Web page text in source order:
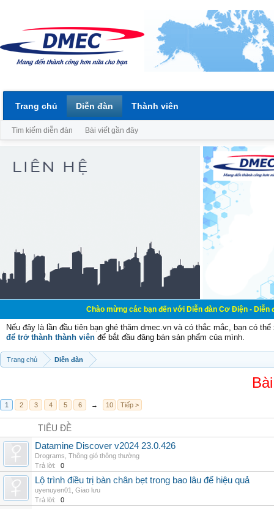
Chào mừng các bạn đến với Diễn đàn Cơ Điện - Diễn đàn Cơ
Nếu đây là lần đầu tiên bạn ghé thăm dmec.vn và có thắc mắc, bạn có
để trở thành thành viên để bắt đầu đăng bán sản phẩm của mình.
Trang chủ Diễn đàn
1 2 3 4 5 6 → 10 Tiếp >
TIÊU ĐỀ
Datamine Discover v2024 23.0.426
Drograms Thông gió thông thường
Trả lời:
0
Lộ trình điều trị bàn chân bẹt trong bao lâu để hiệu quả
uyenuyen01
Giao lưu
Trả lời:
0
Trang chủ Diễn đàn
Tìm kiếm diễn đàn Bài viết gần đây
Thành viên